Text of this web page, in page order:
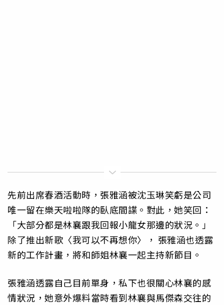
先前出席春酒活動時，張雅涵被沈玉琳笑虧是公司
唯一留在樂天啦啦隊的臥底間諜。對此，她笑回：
「大部分都是林襄跟我回報小龍女那邊的狀況。」
除了推出新歌〈我可以不再想你〉， 張雅涵也透露
新的工作計畫，將和師姐林襄一起主持新節目。
張雅涵透露自己目前單身，私下也很關心林襄的感
情狀況，她意外爆料當時看到林襄與馬傑森交往的